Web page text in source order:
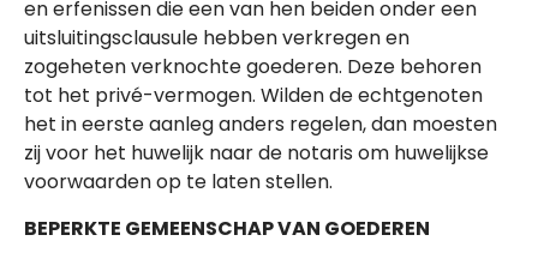
en erfenissen die een van hen beiden onder een
uitsluitingsclausule hebben verkregen en
zogeheten verknochte goederen. Deze behoren
tot het privé-vermogen. Wilden de echtgenoten
het in eerste aanleg anders regelen, dan moesten
zij voor het huwelijk naar de notaris om huwelijkse
voorwaarden op te laten stellen.
BEPERKTE GEMEENSCHAP VAN GOEDEREN